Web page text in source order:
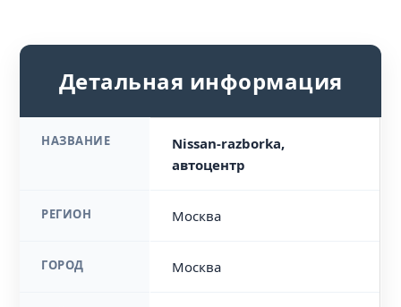
Детальная информация
НАЗВАНИЕ
Nissan-razborka,
автоцентр
РЕГИОН Москва
ГОРОД Москва